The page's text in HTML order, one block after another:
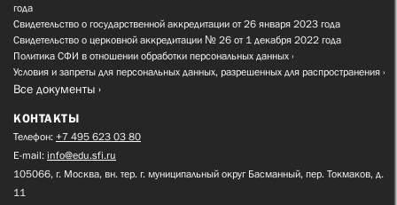
года
Свидетельство о государственной аккредитации от 26 января 2023 года
Свидетельство о церковной аккредитации № 26 от 1 декабря 2022 года
Политика СФИ в отношении обработки персональных данных
Условия и запреты для персональных данных, разрешенных для распространения
Все документы
КОНТАКТЫ
Телефон: +7 495 623 03 80
E-mail: info@edu.sfi.ru
105066, г. Москва, вн. тер. г. муниципальный округ Басманный, пер. Токмаков, д.
11